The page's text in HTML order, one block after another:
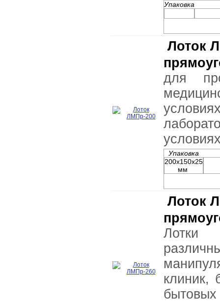
Упаковка
Лоток
для
Упаковка
200х150х25
мм
Лоток
Лотки
клиник,
бытовых